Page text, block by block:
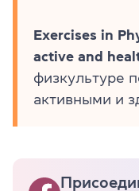
Exercises in
active and
физкультуре
активными и